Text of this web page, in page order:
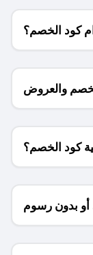
كود الخصم؟
والعروض
للمتاجر؟
كود الخصم؟
بدون رسوم
الشحن ؟